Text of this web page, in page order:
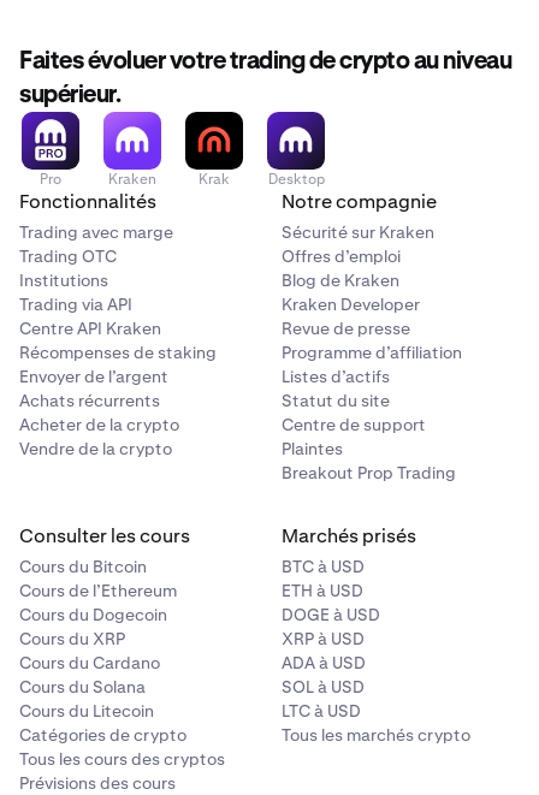
Faites évoluer votre trading de crypto au niveau
supérieur.
Pro Kraken Krak Desktop
Fonctionnalités
Trading avec marge
Trading OTC
Institutions
Trading via API
Centre API Kraken
Récompenses de staking
Envoyer de l’argent
Achats récurrents
Acheter de la crypto
Vendre de la crypto
Notre compagnie
Sécurité sur Kraken
Offres d’emploi
Blog de Kraken
Kraken Developer
Revue de presse
Programme d’affiliation
Listes d’actifs
Statut du site
Centre de support
Plaintes
Breakout Prop Trading
Consulter les cours
Cours du Bitcoin
Cours de l’Ethereum
Cours du Dogecoin
Cours du XRP
Cours du Cardano
Cours du Solana
Cours du Litecoin
Catégories de crypto
Tous les cours des cryptos
Prévisions des cours
Marchés prisés
BTC à USD
ETH à USD
DOGE à USD
XRP à USD
ADA à USD
SOL à USD
LTC à USD
Tous les marchés crypto